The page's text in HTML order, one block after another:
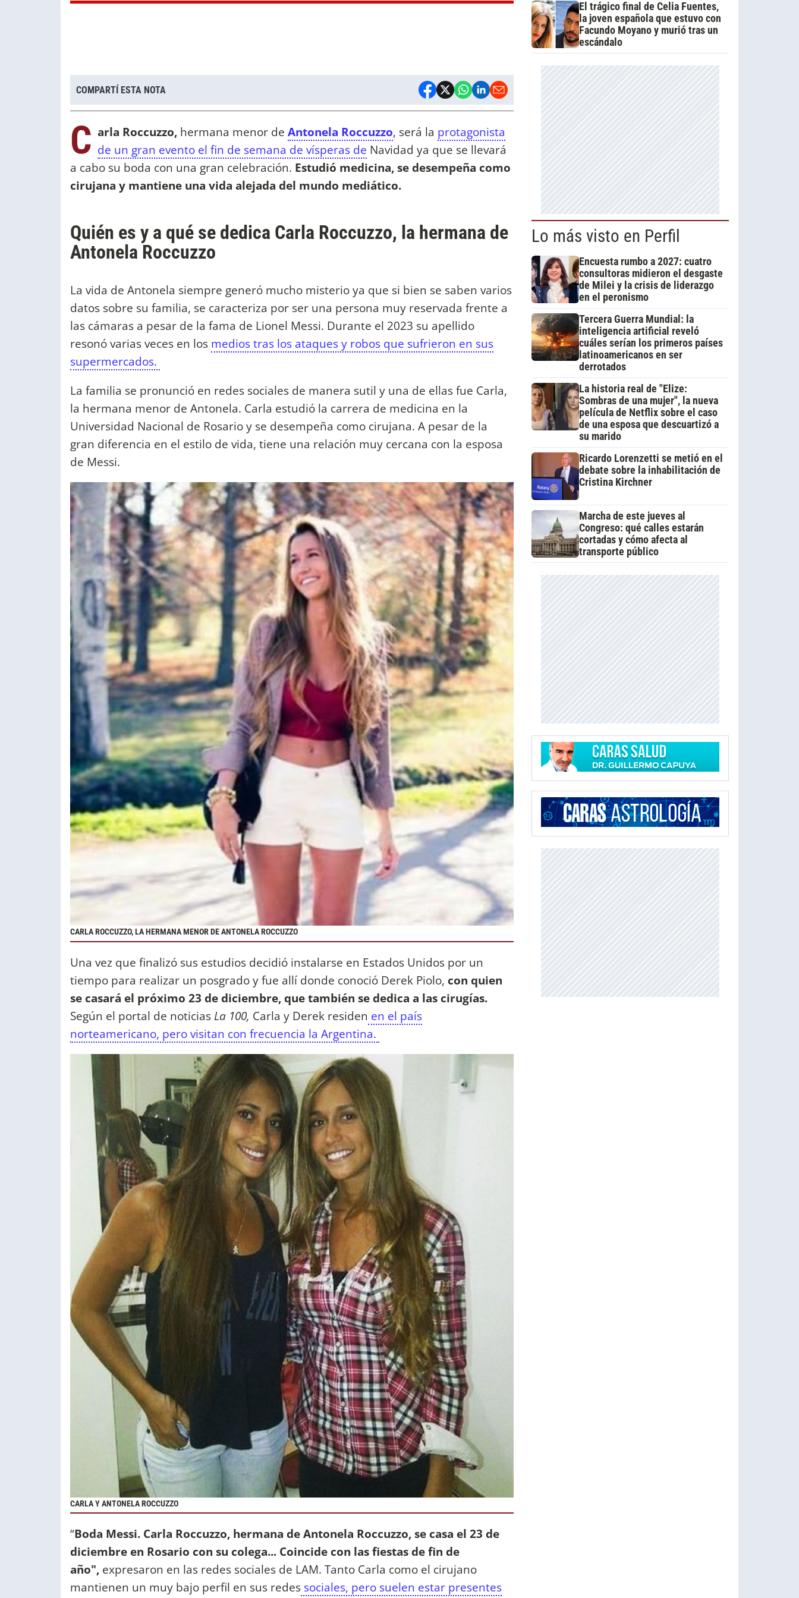
COMPARTÍ ESTA NOTA
C arla Roccuzzo, hermana menor de Antonela Roccuzzo, será la protagonista
de un gran evento el fin de semana de vísperas de Navidad ya que se llevará
a cabo su boda con una gran celebración. Estudió medicina, se desempeña como
cirujana y mantiene una vida alejada del mundo mediático.
Quién es y a qué se dedica Carla Roccuzzo, la hermana de
Antonela Roccuzzo
La vida de Antonela siempre generó mucho misterio ya que si bien se saben varios
datos sobre su familia, se caracteriza por ser una persona muy reservada frente a
las cámaras a pesar de la fama de Lionel Messi. Durante el 2023 su apellido
resonó varias veces en los medios tras los ataques y robos que sufrieron en sus
supermercados.
La familia se pronunció en redes sociales de manera sutil y una de ellas fue Carla,
la hermana menor de Antonela. Carla estudió la carrera de medicina en la
Universidad Nacional de Rosario y se desempeña como cirujana. A pesar de la
gran diferencia en el estilo de vida, tiene una relación muy cercana con la esposa
de Messi.
CARLA ROCCUZZO, LA HERMANA MENOR DE ANTONELA ROCCUZZO
Una vez que finalizó sus estudios decidió instalarse en Estados Unidos por un
tiempo para realizar un posgrado y fue allí donde conoció Derek Piolo, con quien
se casará el próximo 23 de diciembre, que también se dedica a las cirugías.
Según el portal de noticias La 100, Carla y Derek residen en el país
norteamericano, pero visitan con frecuencia la Argentina.
CARLA Y ANTONELA ROCCUZZO
“Boda Messi. Carla Roccuzzo, hermana de Antonela Roccuzzo, se casa el 23 de
diciembre en Rosario con su colega... Coincide con las fiestas de fin de
año", expresaron en las redes sociales de LAM. Tanto Carla como el cirujano
mantienen un muy bajo perfil en sus redes sociales, pero suelen estar presentes
El trágico final de Celia Fuentes,
la joven española que estuvo con
Facundo Moyano y murió tras un
escándalo
Lo más visto en Perfil
Encuesta rumbo a 2027: cuatro
consultoras midieron el desgaste
de Milei y la crisis de liderazgo
en el peronismo
Tercera Guerra Mundial: la
inteligencia artificial reveló
cuáles serían los primeros países
latinoamericanos en ser
derrotados
La historia real de "Elize:
Sombras de una mujer", la nueva
película de Netflix sobre el caso
de una esposa que descuartizó a
su marido
Ricardo Lorenzetti se metió en el
debate sobre la inhabilitación de
Cristina Kirchner
Marcha de este jueves al
Congreso: qué calles estarán
cortadas y cómo afecta al
transporte público